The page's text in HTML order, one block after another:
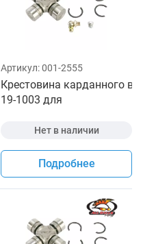
Артикул:001-2555
Крестовина карданного
19-1003 для
Нет в наличии
Подробнее